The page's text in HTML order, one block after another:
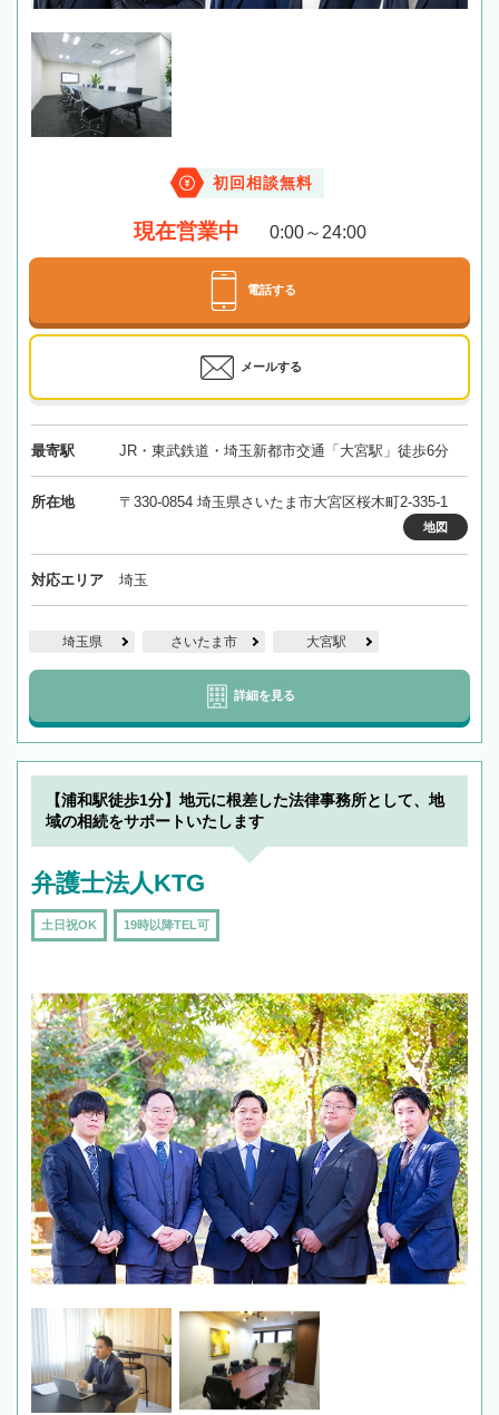
初回相談無料
現在営業中 0:00～24:00
電話する
メールする
最寄駅 JR・東武鉄道・埼玉新都市交通「大宮駅」徒歩6分
所在地 〒330-0854 埼玉県さいたま市大宮区桜木町2-335-1
地図
対応エリア 埼玉
埼玉県 さいたま市 大宮駅
詳細を見る
【浦和駅徒歩1分】地元に根差した法律事務所として、地
域の相続をサポートいたします
弁護士法人KTG
土日祝OK 19時以降TEL可